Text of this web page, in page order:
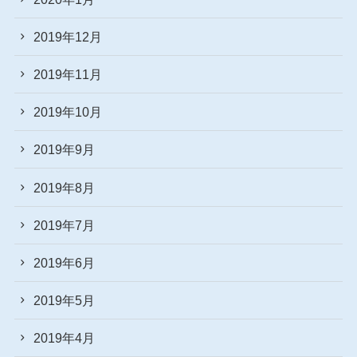
2019年12月
2019年11月
2019年10月
2019年9月
2019年8月
2019年7月
2019年6月
2019年5月
2019年4月